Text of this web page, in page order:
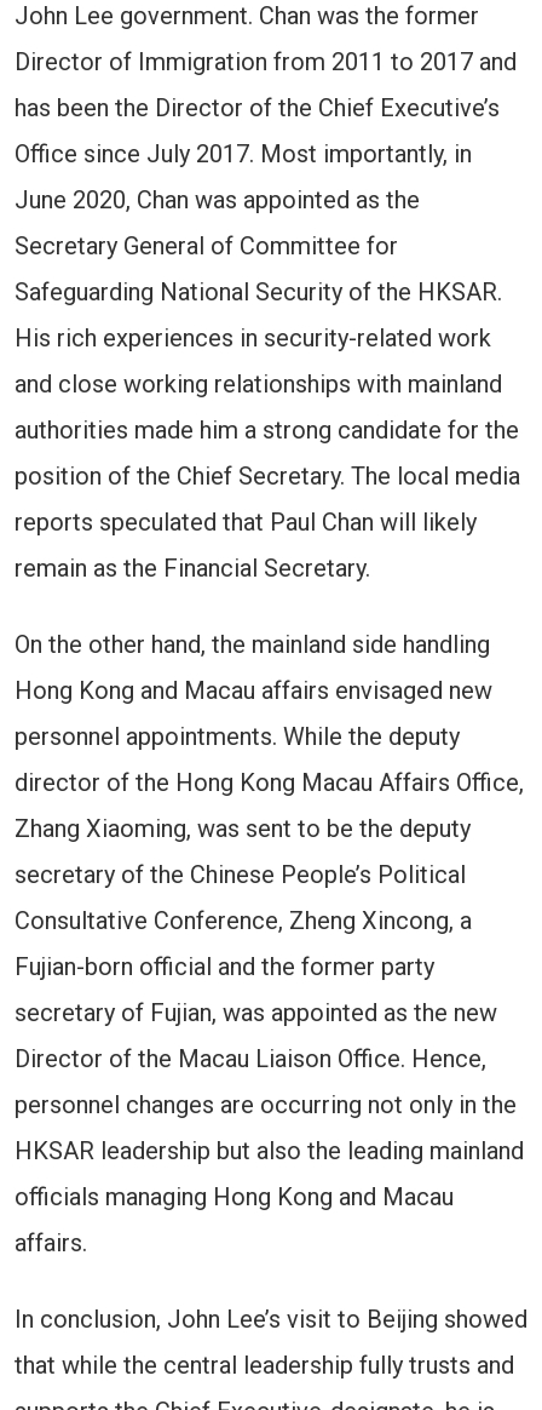
John Lee government. Chan was the former
Director of Immigration from 2011 to 2017 and
has been the Director of the Chief Executive’s
Office since July 2017. Most importantly, in
June 2020, Chan was appointed as the
Secretary General of Committee for
Safeguarding National Security of the HKSAR.
His rich experiences in security-related work
and close working relationships with mainland
authorities made him a strong candidate for the
position of the Chief Secretary. The local media
reports speculated that Paul Chan will likely
remain as the Financial Secretary.
On the other hand, the mainland side handling
Hong Kong and Macau affairs envisaged new
personnel appointments. While the deputy
director of the Hong Kong Macau Affairs Office,
Zhang Xiaoming, was sent to be the deputy
secretary of the Chinese People’s Political
Consultative Conference, Zheng Xincong, a
Fujian-born official and the former party
secretary of Fujian, was appointed as the new
Director of the Macau Liaison Office. Hence,
personnel changes are occurring not only in the
HKSAR leadership but also the leading mainland
officials managing Hong Kong and Macau
affairs.
In conclusion, John Lee’s visit to Beijing showed
that while the central leadership fully trusts and